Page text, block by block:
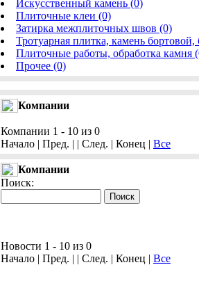
Искусственный камень (0)
Плиточные клеи (0)
Затирка межплиточных швов (0)
Тротуарная плитка, камень
Плиточные работы, обработка камня
Прочее (0)
Компании
Компании 1 - 10 из 0
Начало | Пред. | | След. | Конец | Все
Компании
Поиск:
Новости 1 - 10 из 0
Начало | Пред. | | След. | Конец | Все